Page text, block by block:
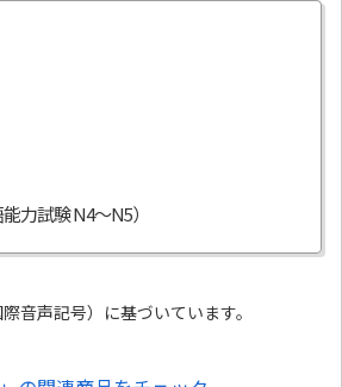
音声記号）に基づいています。